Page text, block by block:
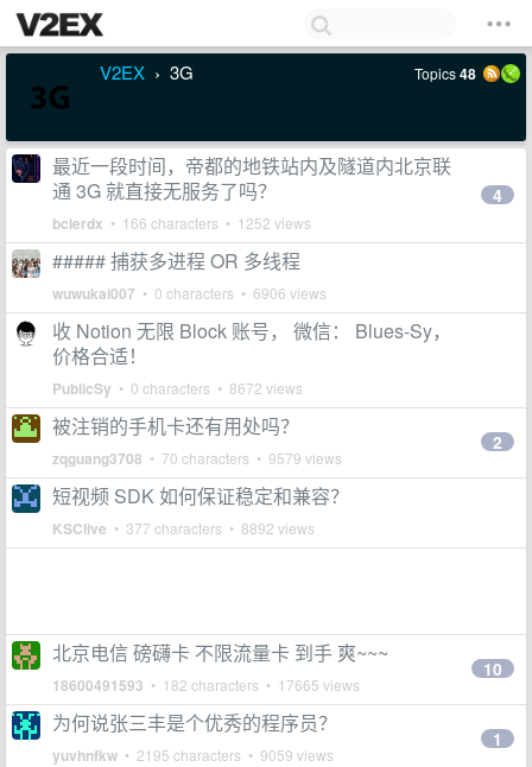
V2EX › 3G Topics48
最近一段时间，帝都的地铁站内及隧道内北京联
通 3G 就直接无服务了吗？
bclerdx • 166 characters • 1252 views
4
##### 捕获多进程 OR 多线程
wuwukai007 • 0 characters • 6906 views
收 Notion 无限 Block 账号， 微信： Blues-Sy，
价格合适！
PublicSy • 0 characters • 8672 views
被注销的手机卡还有用处吗？
zqguang3708 • 70 characters • 9579 views
2
短视频 SDK 如何保证稳定和兼容？
KSClive • 377 characters • 8892 views
北京电信 磅礴卡 不限流量卡 到手 爽~~~
18600491593 • 182 characters • 17665 views
10
为何说张三丰是个优秀的程序员？
yuvhnfkw • 2195 characters • 9059 views
1